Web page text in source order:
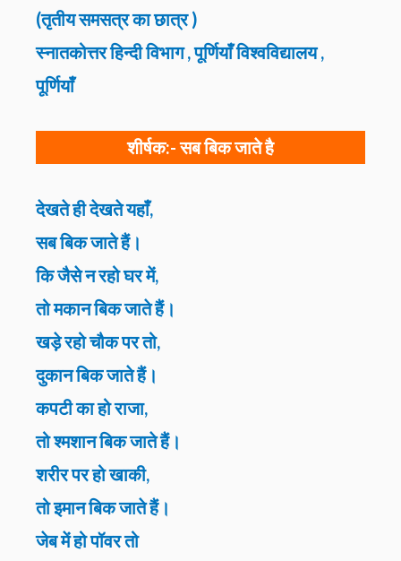
(तृतीय समसत्र का छात्र )
स्नातकोत्तर हिन्दी विभाग , पूर्णियाँ विश्वविद्यालय ,
पूर्णियाँ
शीर्षक:-सब बिक जाते है
देखते ही देखते यहाँ,
सब बिक जाते हैं।
कि जैसे न रहो घर में,
तो मकान बिक जाते हैं।
खड़े रहो चौक पर तो,
दुकान बिक जाते हैं।
कपटी का हो राजा,
तो श्मशान बिक जाते हैं।
शरीर पर हो खाकी,
तो इमान बिक जाते हैं।
जेब में हो पॉवर तो